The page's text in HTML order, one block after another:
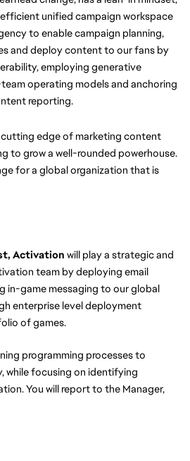
unified campaign workspace
to enable campaign planning,
and deploy content to our fans by
employing generative
operating models and anchoring
reporting.
cutting edge of marketing content
to grow a well-rounded powerhouse.
for a global organization that is
Activation will play a strategic and
team by deploying email
in-game messaging to our global
enterprise level deployment
of games.
programming processes to
while focusing on identifying
You will report to the Manager,